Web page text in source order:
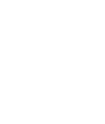
προϊόντων. Επίσης,
με την από μέρους σας χρήση